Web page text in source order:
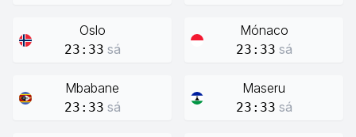
Oslo
23:33 sá
Mónaco
23:33 sá
Mbabane
23:33 sá
Maseru
23:33 sá